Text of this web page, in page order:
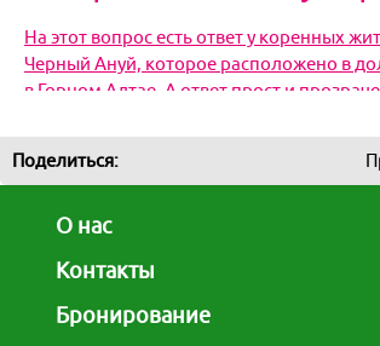
На этот вопрос есть ответ у коренных
Черный Ануй, которое расположено в
в Горном Алтае. А ответ прост и
Поделиться:
О нас
Контакты
Бронирование